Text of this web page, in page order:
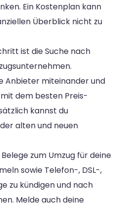
Ein Kostenplan kann
Überblick nicht zu
ist die Suche nach
Anbieter miteinander und
dem besten Preis-
kannst du
alten und neuen
zum Umzug für deine
sowie Telefon-, DSL-,
zu kündigen und nach
Melde auch deine